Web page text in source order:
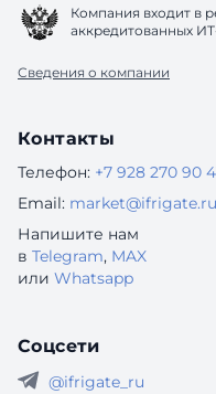
Компания входит в
аккредитованных
Сведения о компании
Контакты
Телефон: +7 928 270 90
Email: market@ifrigate.ru
Напишите нам
в Telegram, MAX
или Whatsapp
Соцсети
@ifrigate_ru